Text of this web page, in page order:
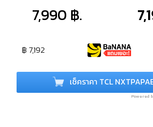
7,990 ฿.
฿ 7,192
เช็คราคา TCL
Powered